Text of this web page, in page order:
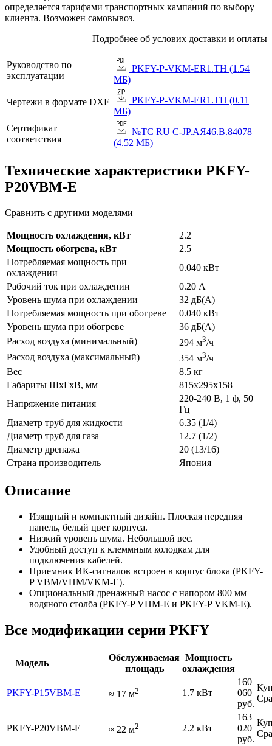
определяется тарифами транспортных кампаний по выбору
клиента. Возможен самовывоз.
Подробнее об услових доставки и оплаты
Руководство по
эксплуатации
PKFY-P-VKM-ER1.TH (1.54
МБ)
Чертежи в формате DXF
PKFY-P-VKM-ER1.TH (0.11
МБ)
Сертификат
соответствия
№TC RU C-JP.АЯ46.B.84078
(4.52 МБ)
Технические характеристики PKFY-
P20VBM-E
Сравнить с другими моделями
Мощность охлаждения, кВт
2.2
Мощность обогрева, кВт
2.5
Потребляемая мощность при
охлаждении
0.040 кВт
Рабочий ток при охлаждении
0.20 А
Уровень шума при охлаждении
32 дБ(А)
Потребляемая мощность при обогреве
0.040 кВт
Уровень шума при обогреве
36 дБ(А)
Расход воздуха (минимальный)
294 м3/ч
Расход воздуха (максимальный)
354 м3/ч
Вес
8.5 кг
Габариты ШхГхВ, мм
815x295x158
Напряжение питания
220-240 В, 1 ф, 50
Гц
Диаметр труб для жидкости
6.35 (1/4)
Диаметр труб для газа
12.7 (1/2)
Диаметр дренажа
20 (13/16)
Страна производитель
Япония
Описание
Изящный и компактный дизайн. Плоская передняя
панель, белый цвет корпуса.
Низкий уровень шума. Небольшой вес.
Удобный доступ к клеммным колодкам для
подключения кабелей.
Приемник ИК-сигналов встроен в корпус блока (PKFY-
P VBM/VHM/VKM-E).
Опциональный дренажный насос с напором 800 мм
водяного столба (PKFY-P VHM-E и PKFY-P VKM-E).
Все модификации серии PKFY
Модель
Обслуживаемая
площадь
Мощность
охлаждения
PKFY-P15VBM-E ≈ 17 м2 1.7 кВт
160
060
руб.
PKFY-P20VBM-E ≈ 22 м2 2.2 кВт
163
020
руб.